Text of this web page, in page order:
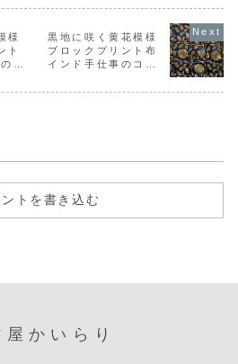
入インド
リント」
られたコ
地です。
リマで購入インド
ロックプリント」
で仕立てられたコ
ットン生地です。
売
リマで購入
統的な手仕
ロックプリ
で仕立てら
ットン生地
ブロックプ
様
ト
コ
位
黒地に咲く黄花模様
ブロックプリント布
インド手仕事のコッ
110cm・50cm単位
トを書き込む
屋かいらり